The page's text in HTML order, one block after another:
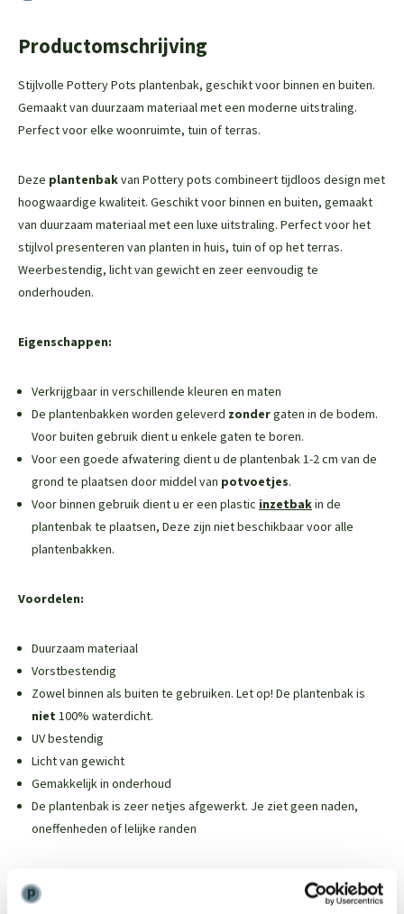
Productomschrijving
Stijlvolle Pottery Pots plantenbak, geschikt voor binnen en buiten.
Gemaakt van duurzaam materiaal met een moderne uitstraling.
Perfect voor elke woonruimte, tuin of terras.
Deze plantenbakvan Pottery pots combineert tijdloos design met
hoogwaardige kwaliteit. Geschikt voor binnen en buiten, gemaakt
van duurzaam materiaal met een luxe uitstraling. Perfect voor het
stijlvol presenteren van planten in huis, tuin of op het terras.
Weerbestendig, licht van gewicht en zeer eenvoudig te
onderhouden.
Eigenschappen:
Verkrijgbaar in verschillende kleuren en maten
De plantenbakken worden geleverd zondergaten in de bodem.
Voor buiten gebruik dient u enkele gaten te boren.
Voor een goede afwatering dient u de plantenbak 1-2 cm van de
grond te plaatsen door middel van potvoetjes.
Voor binnen gebruik dient u er een plastic inzetbakin de
plantenbak te plaatsen, Deze zijn niet beschikbaar voor alle
plantenbakken.
Voordelen:
Duurzaam materiaal
Vorstbestendig
Zowel binnen als buiten te gebruiken. Let op! De plantenbak is
niet 100% waterdicht.
UV bestendig
Licht van gewicht
Gemakkelijk in onderhoud
De plantenbak is zeer netjes afgewerkt. Je ziet geen naden,
oneffenheden of lelijke randen